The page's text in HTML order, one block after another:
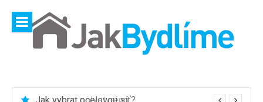
obsah